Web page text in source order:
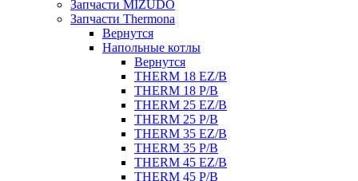
Запчасти MIZUDO
Запчасти Thermona
Вернутся
Напольные котлы
Вернутся
THERM 18 EZ/B
THERM 18 P/B
THERM 25 EZ/B
THERM 25 P/B
THERM 35 EZ/B
THERM 35 P/B
THERM 45 EZ/B
THERM 45 P/B